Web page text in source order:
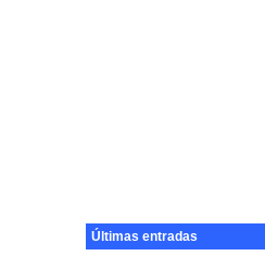
Últimas entradas